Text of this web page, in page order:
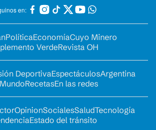
en:
PolíticaEconomíaCuyo Minero
VerdeRevista OH
DeportivaEspectáculosArgentina
RecetasEn las redes
OpinionSocialesSaludTecnología
Estado del tránsito